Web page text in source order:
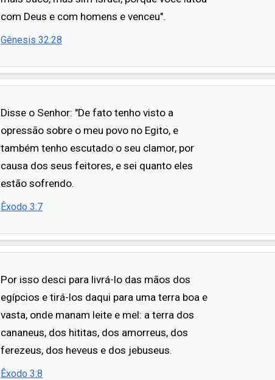
com Deus e com homens e venceu".
Gênesis 32:28
Disse o Senhor: "De fato tenho visto a
opressão sobre o meu povo no Egito, e
também tenho escutado o seu clamor, por
causa dos seus feitores, e sei quanto eles
estão sofrendo.
Êxodo 3:7
Por isso desci para livrá-lo das mãos dos
egípcios e tirá-los daqui para uma terra boa e
vasta, onde manam leite e mel: a terra dos
cananeus, dos hititas, dos amorreus, dos
ferezeus, dos heveus e dos jebuseus.
Êxodo 3:8